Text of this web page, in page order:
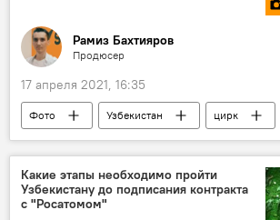
Рамиз Бахтияров
Продюсер
17 апреля 2021, 16:35
Фото Узбекистан цирк
Какие этапы необходимо пройти
Узбекистану до подписания контракта
с "Росатомом"